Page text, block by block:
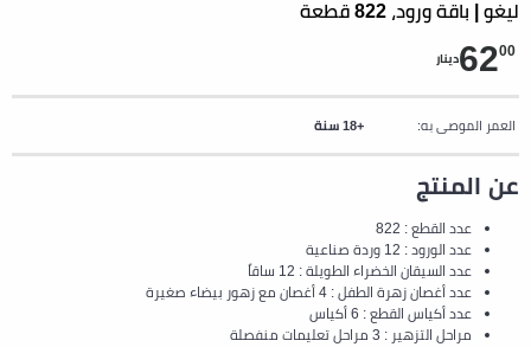
ليغو | باقة ورود، 822 قطعة
6200 دينار
العمر الموصى به: +18 سنة
عن المنتج
عدد القطع : 822
عدد الورود : 12 وردة صناعية
عدد السيقان الخضراء الطويلة : 12 ساقاً
عدد أغصان زهرة الطفل : 4 أغصان مع زهور بيضاء صغيرة
عدد أكياس القطع : 6 أكياس
مراحل التزهير : 3 مراحل تعليمات منفصلة